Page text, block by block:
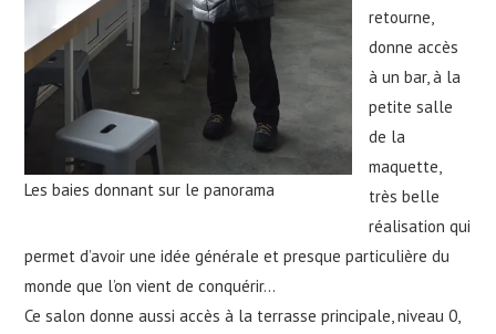
Les baies donnant sur le panorama
retourne,
donne accès
à un bar, à la
petite salle
de la
maquette,
très belle
réalisation qui
permet d’avoir une idée générale et presque particulière du
monde que l’on vient de conquérir…
Ce salon donne aussi accès à la terrasse principale, niveau 0,